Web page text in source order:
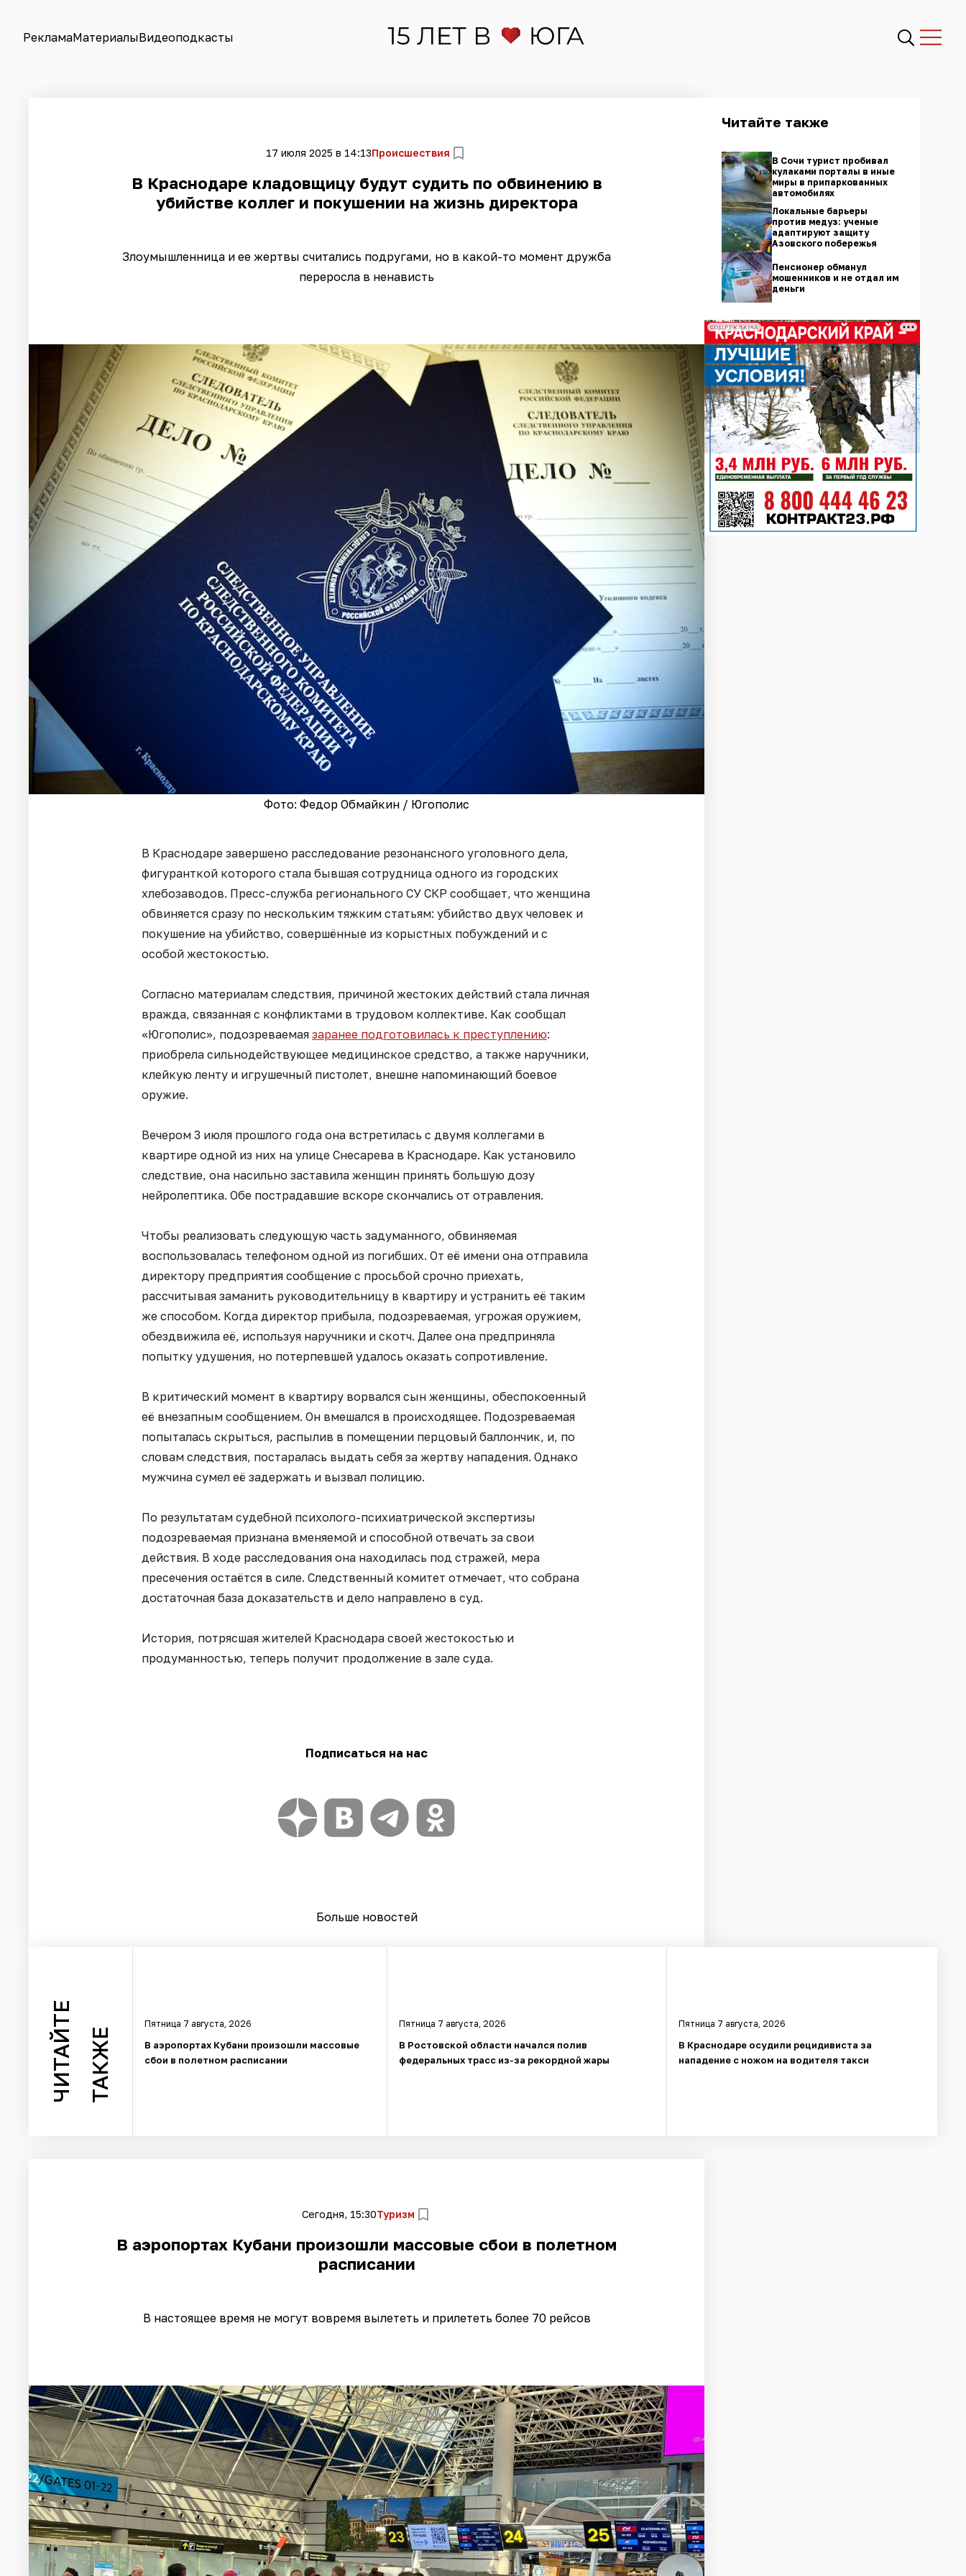
РекламаМатериалыВидеоподкасты
17 июля 2025 в 14:13Происшествия
В Краснодаре кладовщицу будут судить по обвинению в
убийстве коллег и покушении на жизнь директора
Злоумышленница и ее жертвы считались подругами, но в какой-то момент дружба
переросла в ненависть
Фото: Федор Обмайкин / Югополис
В Краснодаре завершено расследование резонансного уголовного дела,
фигуранткой которого стала бывшая сотрудница одного из городских
хлебозаводов. Пресс-служба регионального СУ СКР сообщает, что женщина
обвиняется сразу по нескольким тяжким статьям: убийство двух человек и
покушение на убийство, совершённые из корыстных побуждений и с
особой жестокостью.
Согласно материалам следствия, причиной жестоких действий стала личная
вражда, связанная с конфликтами в трудовом коллективе. Как сообщал
«Югополис», подозреваемая заранее подготовилась к преступлению:
приобрела сильнодействующее медицинское средство, а также наручники,
клейкую ленту и игрушечный пистолет, внешне напоминающий боевое
оружие.
Вечером 3 июля прошлого года она встретилась с двумя коллегами в
квартире одной из них на улице Снесарева в Краснодаре. Как установило
следствие, она насильно заставила женщин принять большую дозу
нейролептика. Обе пострадавшие вскоре скончались от отравления.
Чтобы реализовать следующую часть задуманного, обвиняемая
воспользовалась телефоном одной из погибших. От её имени она отправила
директору предприятия сообщение с просьбой срочно приехать,
рассчитывая заманить руководительницу в квартиру и устранить её таким
же способом. Когда директор прибыла, подозреваемая, угрожая оружием,
обездвижила её, используя наручники и скотч. Далее она предприняла
попытку удушения, но потерпевшей удалось оказать сопротивление.
В критический момент в квартиру ворвался сын женщины, обеспокоенный
её внезапным сообщением. Он вмешался в происходящее. Подозреваемая
попыталась скрыться, распылив в помещении перцовый баллончик, и, по
словам следствия, постаралась выдать себя за жертву нападения. Однако
мужчина сумел её задержать и вызвал полицию.
По результатам судебной психолого-психиатрической экспертизы
подозреваемая признана вменяемой и способной отвечать за свои
действия. В ходе расследования она находилась под стражей, мера
пресечения остаётся в силе. Следственный комитет отмечает, что собрана
достаточная база доказательств и дело направлено в суд.
История, потрясшая жителей Краснодара своей жестокостью и
продуманностью, теперь получит продолжение в зале суда.
Подписаться на нас
Больше новостей
Читайте также
В Сочи турист пробивал
кулаками порталы в иные
миры в припаркованных
автомобилях
Локальные барьеры
против медуз: ученые
адаптируют защиту
Азовского побережья
Пенсионер обманул
мошенников и не отдал им
деньги
СОЦРЕКЛАМА
ЧИТАЙТЕ ТАКЖЕ
Пятница 7 августа, 2026
В аэропортах Кубани произошли массовые
сбои в полетном расписании
Пятница 7 августа, 2026
В Ростовской области начался полив
федеральных трасс из-за рекордной жары
Пятница 7 августа, 2026
В Краснодаре осудили рецидивиста за
нападение с ножом на водителя такси
Сегодня, 15:30Туризм
В аэропортах Кубани произошли массовые сбои в полетном
расписании
В настоящее время не могут вовремя вылететь и прилететь более 70 рейсов